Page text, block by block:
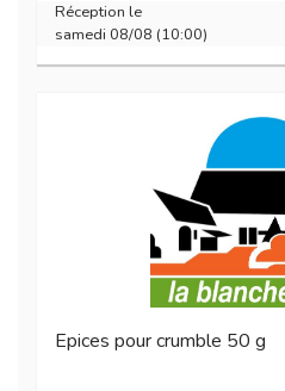
Réception le
samedi 08/08 (10:00)
Epices pour crumble 50 g